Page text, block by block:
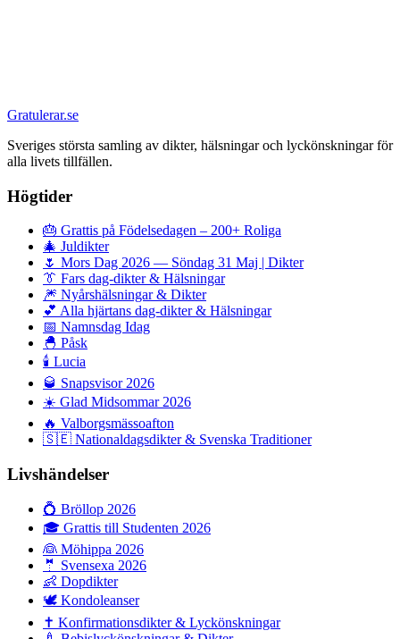
Gratulerar.se
Sveriges största samling av dikter, hälsningar och lyckönskningar för
alla livets tillfällen.
Högtider
🎂 Grattis på Födelsedagen – 200+ Roliga
🎄 Juldikter
🌷 Mors Dag 2026 — Söndag 31 Maj | Dikter
👔 Fars dag-dikter & Hälsningar
🎆 Nyårshälsningar & Dikter
💕 Alla hjärtans dag-dikter & Hälsningar
📅 Namnsdag Idag
🐣 Påsk
🕯️ Lucia
🥃 Snapsvisor 2026
☀️ Glad Midsommar 2026
🔥 Valborgsmässoafton
🇸🇪 Nationaldagsdikter & Svenska Traditioner
Livshändelser
💍 Bröllop 2026
🎓 Grattis till Studenten 2026
👰 Möhippa 2026
🤵 Svensexa 2026
👶 Dopdikter
🕊️ Kondoleanser
✝️ Konfirmationsdikter & Lyckönskningar